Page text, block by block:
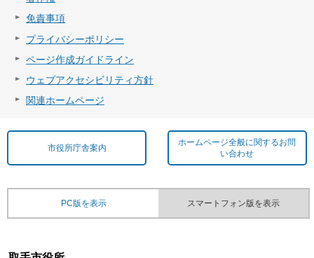
免責事項
プライバシーポリシー
ページ作成ガイドライン
ウェブアクセシビリティ方針
関連ホームページ
市役所庁舎案内
ホームページ全般に関するお問
い合わせ
PC版を表示 スマートフォン版を表示